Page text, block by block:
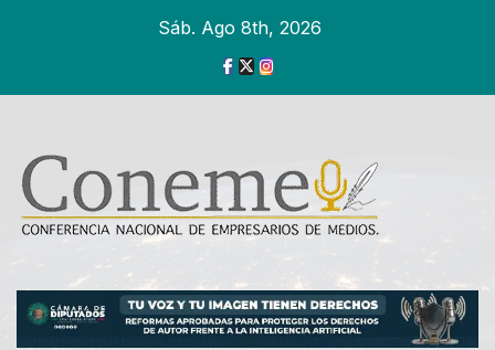
Sáb. Ago 8th, 2026